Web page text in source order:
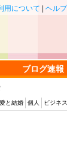
用について ヘルプ
ブログ速報
と結婚 個人 ビジネ